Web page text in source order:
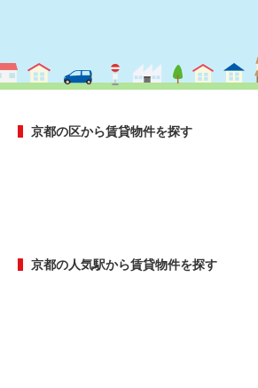
京都の区から賃貸物件を探す
京都の人気駅から賃貸物件を探す